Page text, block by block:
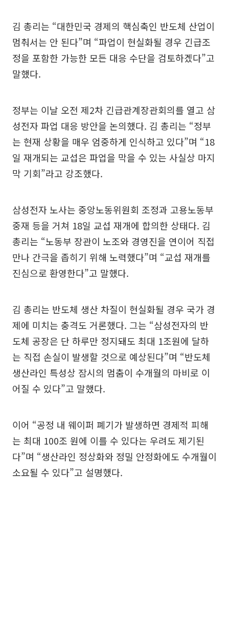
김 총리는 “대한민국 경제의 핵심축인 반도체 산업이
멈춰서는 안 된다”며 “파업이 현실화될 경우 긴급조
정을 포함한 가능한 모든 대응 수단을 검토하겠다”고
말했다.
정부는 이날 오전 제2차 긴급관계장관회의를 열고 삼
성전자 파업 대응 방안을 논의했다. 김 총리는 “정부
는 현재 상황을 매우 엄중하게 인식하고 있다”며 “18
일 재개되는 교섭은 파업을 막을 수 있는 사실상 마지
막 기회”라고 강조했다.
삼성전자 노사는 중앙노동위원회 조정과 고용노동부
중재 등을 거쳐 18일 교섭 재개에 합의한 상태다. 김
총리는 “노동부 장관이 노조와 경영진을 연이어 직접
만나 간극을 좁히기 위해 노력했다”며 “교섭 재개를
진심으로 환영한다”고 말했다.
김 총리는 반도체 생산 차질이 현실화될 경우 국가 경
제에 미치는 충격도 거론했다. 그는 “삼성전자의 반
도체 공장은 단 하루만 정지돼도 최대 1조원에 달하
는 직접 손실이 발생할 것으로 예상된다”며 “반도체
생산라인 특성상 잠시의 멈춤이 수개월의 마비로 이
어질 수 있다”고 말했다.
이어 “공정 내 웨이퍼 폐기가 발생하면 경제적 피해
는 최대 100조 원에 이를 수 있다는 우려도 제기된
다”며 “생산라인 정상화와 정밀 안정화에도 수개월이
소요될 수 있다”고 설명했다.